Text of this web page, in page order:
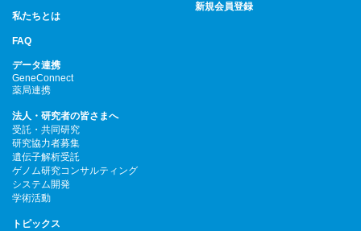
私たちとは
FAQ
データ連携
GeneConnect
薬局連携
法人・研究者の皆さまへ
受託・共同研究
研究協力者募集
遺伝子解析受託
ゲノム研究コンサルティング
システム開発
学術活動
トピックス
新規会員登録